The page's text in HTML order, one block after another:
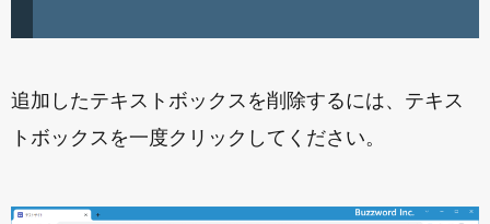
追加したテキストボックスを削除するには、テキス
トボックスを一度クリックしてください。